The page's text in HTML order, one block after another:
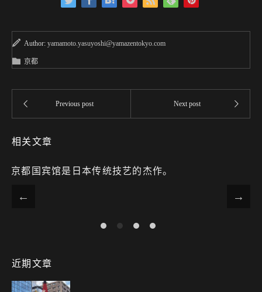
Author: yamamoto.yasuyoshi@yamazentokyo.com
京都
相关文章
京都国宾馆是日本传统技艺的杰作。
近期文章